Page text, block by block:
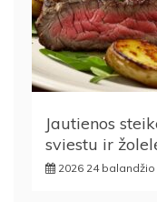
Jautienos
sviestu ir
2026 24 balandžio